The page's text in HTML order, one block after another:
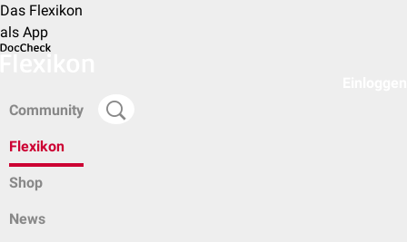
Das Flexikon
als App
Community
Flexikon
Shop
News